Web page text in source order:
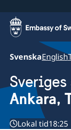
SvenskaEnglish
Sveriges
Ankara,
Lokal tid18:25